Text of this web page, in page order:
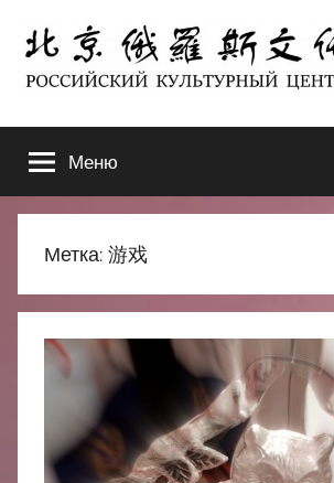
содержимому
北
京
俄
罗
斯
化
ЦЕНТР
В
ПЕКИНЕ
Меню
Метка: 游戏